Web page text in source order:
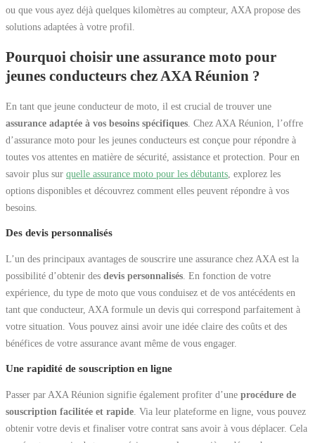
ou que vous ayez déjà quelques kilomètres au compteur, AXA propose des
solutions adaptées à votre profil.
Pourquoi choisir une assurance moto pour
jeunes conducteurs chez AXA Réunion ?
En tant que jeune conducteur de moto, il est crucial de trouver une
assurance adaptée à vos besoins spécifiques . Chez AXA Réunion, l’offre
d’assurance moto pour les jeunes conducteurs est conçue pour répondre à
toutes vos attentes en matière de sécurité, assistance et protection. Pour en
savoir plus sur quelle assurance moto pour les débutants , explorez les
options disponibles et découvrez comment elles peuvent répondre à vos
besoins.
Des devis personnalisés
L’un des principaux avantages de souscrire une assurance chez AXA est la
possibilité d’obtenir des devis personnalisés . En fonction de votre
expérience, du type de moto que vous conduisez et de vos antécédents en
tant que conducteur, AXA formule un devis qui correspond parfaitement à
votre situation. Vous pouvez ainsi avoir une idée claire des coûts et des
bénéfices de votre assurance avant même de vous engager.
Une rapidité de souscription en ligne
Passer par AXA Réunion signifie également profiter d’une procédure de
souscription facilitée et rapide . Via leur plateforme en ligne, vous pouvez
obtenir votre devis et finaliser votre contrat sans avoir à vous déplacer. Cela